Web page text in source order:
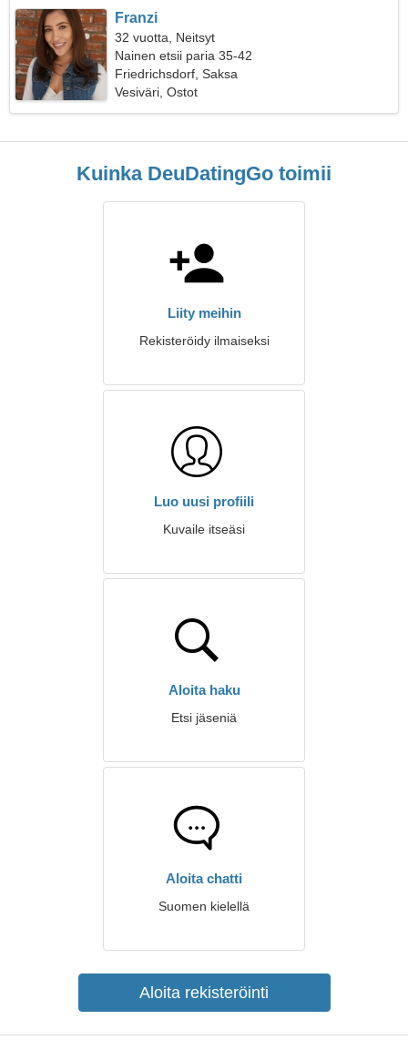
Franzi
32 vuotta, Neitsyt
Nainen etsii paria 35-42
Friedrichsdorf, Saksa
Vesiväri, Ostot
Kuinka DeuDatingGo toimii
Liity meihin
Rekisteröidy ilmaiseksi
Luo uusi profiili
Kuvaile itseäsi
Aloita haku
Etsi jäseniä
Aloita chatti
Suomen kielellä
Aloita rekisteröinti